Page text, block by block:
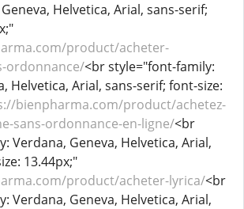
Helvetica, Arial, sans-serif;
product/acheter-
ordonnance/<br style="font-family:
Helvetica, Arial, sans-serif; font-size:
bienpharma.com/product/achetez-
sans-ordonnance-en-ligne/<br
Verdana, Geneva, Helvetica, Arial,
13.44px;"
product/acheter-lyrica/<br
Verdana, Geneva, Helvetica, Arial,